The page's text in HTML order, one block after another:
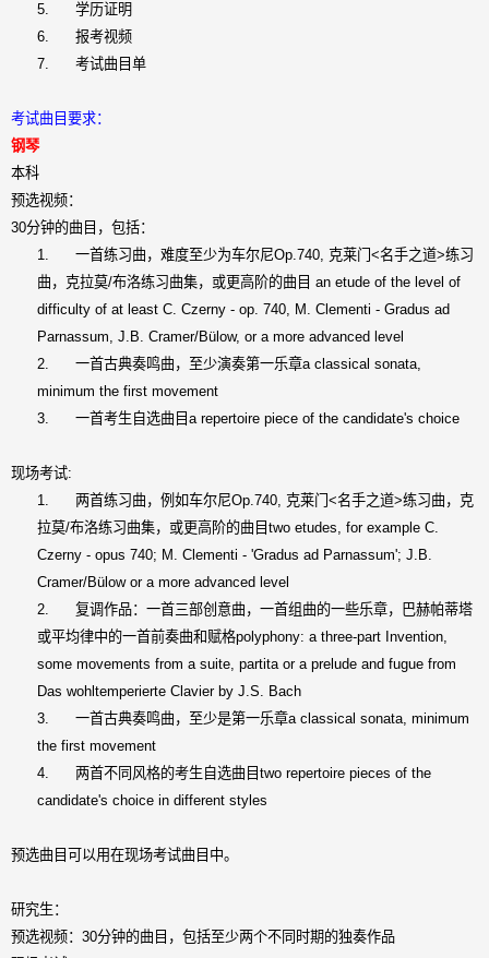
5.
学历证明
6.
报考视频
7.
考试曲目单
考试曲目要求：
钢琴
本科
预选视频：
30分钟的曲目，包括：
1.
一首练习曲，难度至少为车尔尼Op.740, 克莱门 <名手之道>练习
曲，克拉莫/布洛练习曲集，或更高阶的曲目 an etude of the level of
difficulty of at least C. Czerny - op. 740, M. Clementi - Gradus ad
Parnassum, J.B. Cramer/Bülow, or a more advanced level
2.
一首古典奏鸣曲，至少演奏第一乐章a classical sonata,
minimum the first movement
3.
一首考生自选曲目 a repertoire piece of the candidate's choice
现场考试:
1.
两首练习曲，例如车尔尼Op.740, 克莱门 <名手之道>练习曲，克
拉莫/布洛练习曲集，或更高阶的曲目 two etudes, for example C.
Czerny - opus 740; M. Clementi - 'Gradus ad Parnassum'; J.B.
Cramer/Bülow or a more advanced level
2.
复调作品：一首三部创意曲，一首组曲的一些乐章，巴赫帕蒂塔
或平均律中的一首前奏曲和赋格polyphony: a three-part Invention,
some movements from a suite, partita or a prelude and fugue from
Das wohltemperierte Clavier by J.S. Bach
3.
一首古典奏鸣曲，至少是第一乐章a classical sonata, minimum
the first movement
4.
两首不同风格的考生自选曲目 two repertoire pieces of the
candidate's choice in different styles
预选曲目可以用在现场考试曲目中。
研究生：
预选视频： 30分钟的曲目，包括至少两个不同时期的独奏作品